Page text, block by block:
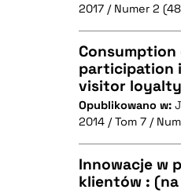
BIBTEX
2017 / Numer 2
BIBTEX
participation
visitor
Opublikowano w:
2014 / Tom 7 /
Innowacje w
klientów : (na